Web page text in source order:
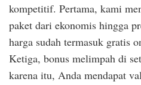
kompetitif. Pertama, kami
paket dari ekonomis hingga
harga sudah termasuk gratis
Ketiga, bonus melimpah di
karena itu, Anda mendapat